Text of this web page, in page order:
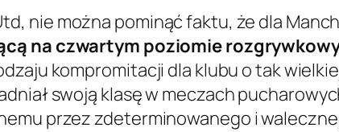
nie można pominąć faktu, że dla
na czwartym poziomie
kompromitacji dla klubu o tak
swoją klasę w meczach
przez zdeterminowanego i